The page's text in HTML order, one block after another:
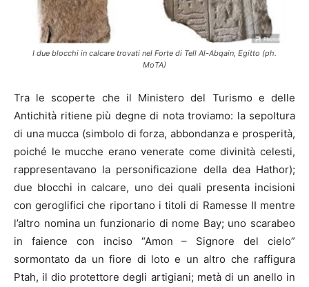
I due blocchi in calcare trovati nel Forte di Tell Al-Abqain, Egitto (ph.
MoTA)
Tra le scoperte che il Ministero del Turismo e delle
Antichità ritiene più degne di nota troviamo: la sepoltura
di una mucca (simbolo di forza, abbondanza e prosperità,
poiché le mucche erano venerate come divinità celesti,
rappresentavano la personificazione della dea Hathor);
due blocchi in calcare, uno dei quali presenta incisioni
con geroglifici che riportano i titoli di Ramesse II mentre
l’altro nomina un funzionario di nome Bay; uno scarabeo
in faience con inciso “Amon – Signore del cielo”
sormontato da un fiore di loto e un altro che raffigura
Ptah, il dio protettore degli artigiani; metà di un anello in